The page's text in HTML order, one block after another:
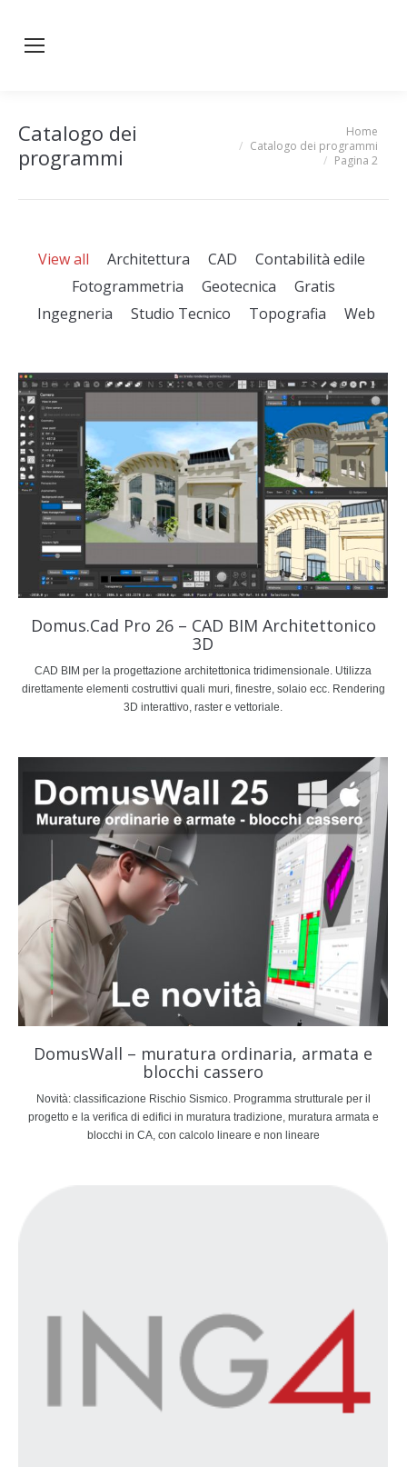
Catalogo dei
programmi
Home
Catalogo dei programmi
Pagina 2
View all Architettura CAD
Contabilità edile
Fotogrammetria
Geotecnica
Gratis
Ingegneria
Studio Tecnico Topografia Web
Domus.Cad Pro 26 – CAD BIM Architettonico
3D
CAD BIM per la progettazione architettonica tridimensionale. Utilizza
direttamente elementi costruttivi quali muri, finestre, solaio ecc. Rendering
3D interattivo, raster e vettoriale.
DomusWall – muratura ordinaria, armata e
blocchi cassero
Novità: classificazione Rischio Sismico. Programma strutturale per il
progetto e la verifica di edifici in muratura tradizione, muratura armata e
blocchi in CA, con calcolo lineare e non lineare